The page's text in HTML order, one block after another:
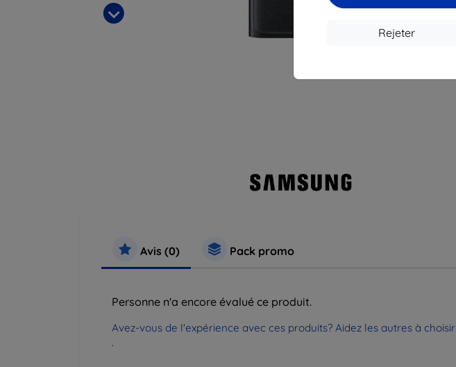
Rejeter
Avis (0) Pack promo
Personne n'a encore évalué ce produit.
Avez-vous de l'expérience avec ces produits? Aidez les autres à choisir
.